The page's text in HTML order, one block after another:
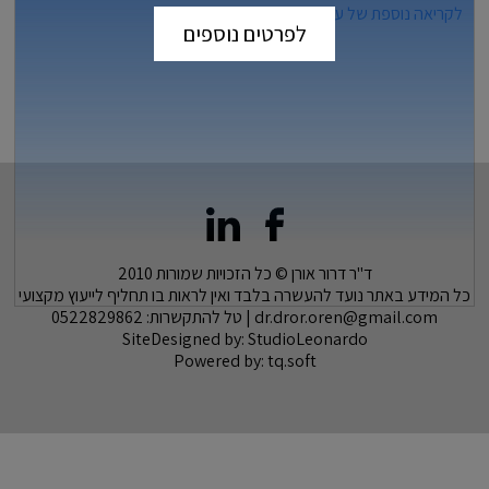
לקריאה נוספת של עיקרי השינויים לחצו כאן
ד"ר דרור אורן © כל הזכויות שמורות 2010
כל המידע באתר נועד להעשרה בלבד ואין לראות בו תחליף לייעוץ מקצועי
dr.dror.oren@gmail.com | טל להתקשרות: 0522829862
SiteDesigned by:StudioLeonardo
Powered by:tq.soft
לפרטים נוספים